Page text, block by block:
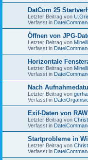
DatCom 25
Letzter Beitrag von
Verfasst in
Öffnen von JPG-
Letzter Beitrag von Minelli
Verfasst in
Horizontale
Letzter Beitrag von Minelli
Verfasst in
Nach
Letzter Beitrag von
Verfasst in
Exif-Daten von
Letzter Beitrag von
Verfasst in
Startprobleme in
Letzter Beitrag von
Verfasst in